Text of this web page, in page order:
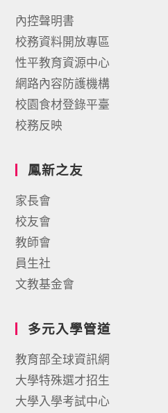
內控聲明書
校務資料開放專區
性平教育資源中心
網路內容防護機構
校園食材登錄平臺
校務反映
鳳新之友
家長會
校友會
教師會
員生社
文教基金會
多元入學管道
教育部全球資訊網
大學特殊選才招生
大學入學考試中心